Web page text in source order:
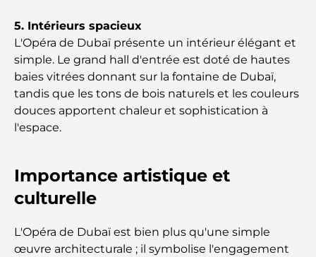
Découvrez Moon Island Dubai : votre guide ultime
À la découverte des sites historiques de Dubaï : un
voyage à travers le temps
Les 7 meilleurs restaurants de Dubai Creek
Les meilleures écoles de Dubai Marina : un guide
adapté aux familles
Restaurants à Dubai Hills : Les meilleures adresses
gourmandes d’un quartier en pleine expansion
5. Intérieurs spacieux
L'Opéra de Dubaï présente un intérieur élégant et
simple. Le grand hall d'entrée est doté de hautes
baies vitrées donnant sur la fontaine de Dubaï,
tandis que les tons de bois naturels et les couleurs
douces apportent chaleur et sophistication à
l'espace.
Importance artistique et
culturelle
L'Opéra de Dubaï est bien plus qu'une simple
œuvre architecturale ; il symbolise l'engagement